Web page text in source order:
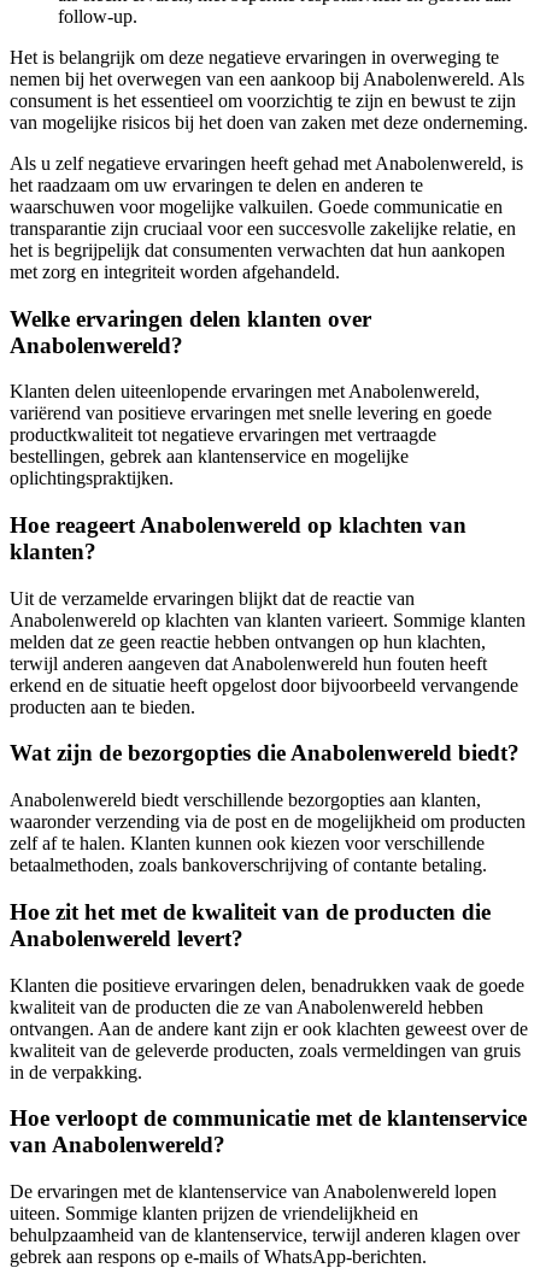
follow-up.
Het is belangrijk om deze negatieve ervaringen in overweging te
nemen bij het overwegen van een aankoop bij Anabolenwereld. Als
consument is het essentieel om voorzichtig te zijn en bewust te zijn
van mogelijke risicos bij het doen van zaken met deze onderneming.
Als u zelf negatieve ervaringen heeft gehad met Anabolenwereld, is
het raadzaam om uw ervaringen te delen en anderen te
waarschuwen voor mogelijke valkuilen. Goede communicatie en
transparantie zijn cruciaal voor een succesvolle zakelijke relatie, en
het is begrijpelijk dat consumenten verwachten dat hun aankopen
met zorg en integriteit worden afgehandeld.
Welke ervaringen delen klanten over
Anabolenwereld?
Klanten delen uiteenlopende ervaringen met Anabolenwereld,
variërend van positieve ervaringen met snelle levering en goede
productkwaliteit tot negatieve ervaringen met vertraagde
bestellingen, gebrek aan klantenservice en mogelijke
oplichtingspraktijken.
Hoe reageert Anabolenwereld op klachten van
klanten?
Uit de verzamelde ervaringen blijkt dat de reactie van
Anabolenwereld op klachten van klanten varieert. Sommige klanten
melden dat ze geen reactie hebben ontvangen op hun klachten,
terwijl anderen aangeven dat Anabolenwereld hun fouten heeft
erkend en de situatie heeft opgelost door bijvoorbeeld vervangende
producten aan te bieden.
Wat zijn de bezorgopties die Anabolenwereld biedt?
Anabolenwereld biedt verschillende bezorgopties aan klanten,
waaronder verzending via de post en de mogelijkheid om producten
zelf af te halen. Klanten kunnen ook kiezen voor verschillende
betaalmethoden, zoals bankoverschrijving of contante betaling.
Hoe zit het met de kwaliteit van de producten die
Anabolenwereld levert?
Klanten die positieve ervaringen delen, benadrukken vaak de goede
kwaliteit van de producten die ze van Anabolenwereld hebben
ontvangen. Aan de andere kant zijn er ook klachten geweest over de
kwaliteit van de geleverde producten, zoals vermeldingen van gruis
in de verpakking.
Hoe verloopt de communicatie met de klantenservice
van Anabolenwereld?
De ervaringen met de klantenservice van Anabolenwereld lopen
uiteen. Sommige klanten prijzen de vriendelijkheid en
behulpzaamheid van de klantenservice, terwijl anderen klagen over
gebrek aan respons op e-mails of WhatsApp-berichten.